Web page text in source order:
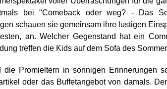
bei "Comeback oder weg? - Das
schauen sie gemeinsam ihre lustigen
an. Welcher Gegenstand hat ein
treffen die Kids auf dem Sofa des
die Promieltern in sonnigen Erinnerungen
oder das Buffetangebot von damals.